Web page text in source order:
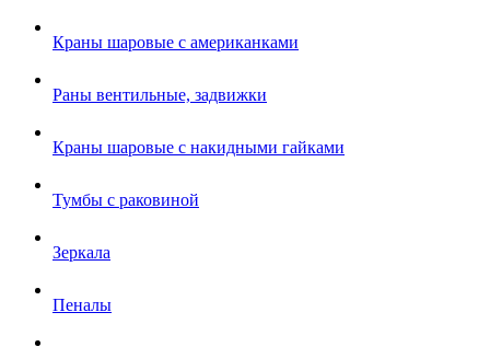
Краны шаровые с американками
Раны вентильные, задвижки
Краны шаровые с накидными гайками
Тумбы с раковиной
Зеркала
Пеналы